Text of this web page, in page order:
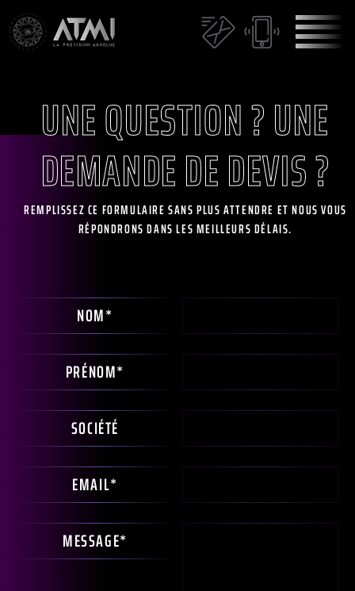
UNE QUESTION ? UNE
DEMANDE DE DEVIS ?
REMPLISSEZ CE FORMULAIRE SANS PLUS ATTENDRE ET NOUS VOUS
RÉPONDRONS DANS LES MEILLEURS DÉLAIS.
NOM*
PRÉNOM*
SOCIÉTÉ
EMAIL*
MESSAGE*